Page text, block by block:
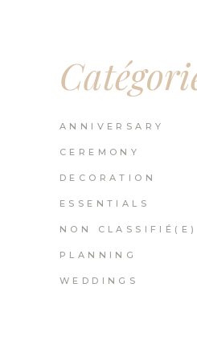
ANNIVERSARY
CEREMONY
DECORATION
ESSENTIALS
NON CLASSIFIÉ(E)
PLANNING
WEDDINGS